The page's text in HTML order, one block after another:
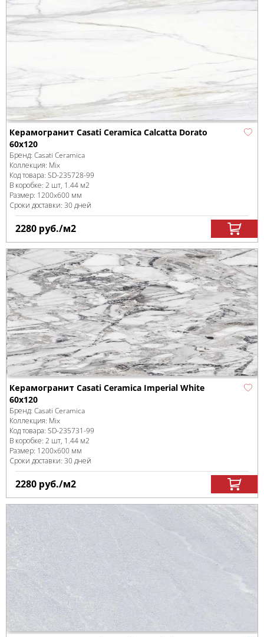
Керамогранит Casati Ceramica Calcatta Dorato
60x120
Бренд: Casati Ceramica
Коллекция: Mix
Код товара: SD-235728-99
В коробке: 2 шт, 1.44 м2
Размер: 1200x600 мм
Сроки доставки: 30 дней
2280 руб./м2
Керамогранит Casati Ceramica Imperial White
60x120
Бренд: Casati Ceramica
Коллекция: Mix
Код товара: SD-235731-99
В коробке: 2 шт, 1.44 м2
Размер: 1200x600 мм
Сроки доставки: 30 дней
2280 руб./м2